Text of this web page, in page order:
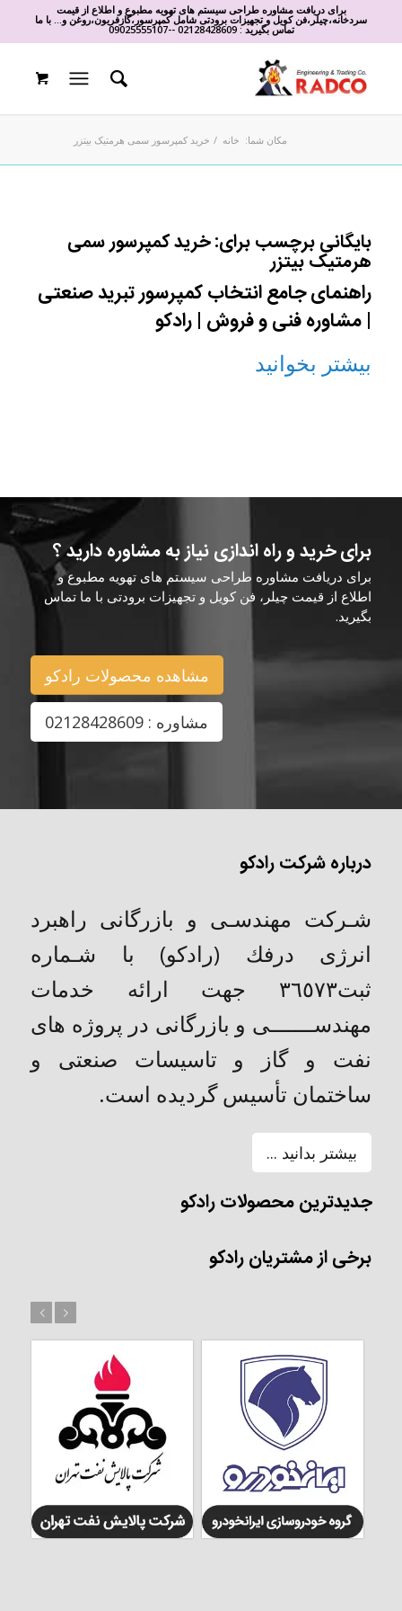
برای دریافت مشاوره طراحی سیستم های تهویه مطبوع و اطلاع از قیمت
سردخانه،چیلر،فن کویل و تجهیزات برودتی شامل کمپرسور،گازفریون،روغن و... با ما
تماس بگیرید :02128428609
-
-
09025555107
مکان شما: خانه / خرید کمپرسور سمی هرمتیک بیتزر
بایگانی برچسب برای:خرید کمپرسور سمی
هرمتیک بیتزر
راهنمای جامع انتخاب کمپرسور تبرید صنعتی
| مشاوره فنی و فروش | رادکو
بیشتر بخوانید
برای خرید و راه اندازی نیاز به مشاوره دارید ؟
برای دریافت مشاوره طراحی سیستم های تهویه مطبوع و
اطلاع از قیمت چیلر، فن کویل و تجهیزات برودتی با ما تماس
بگیرید.
مشاهده محصولات رادکو
مشاوره : 02128428609
درباره شرکت رادکو
شـركت مهندسـی و بازرگانی راهبرد
انرژی درفك (رادکو) با شـماره
ثبت٣٦٥٧٣ جهت ارائه خدمات
مهندســـــــی و بازرگانی در پروژه های
نفت و گاز و تاسیسات صنعتی و
ساختمان تأسیس گردیده است.
بیشتر بدانید ...
جدیدترین محصولات رادکو
برخی از مشتریان رادکو